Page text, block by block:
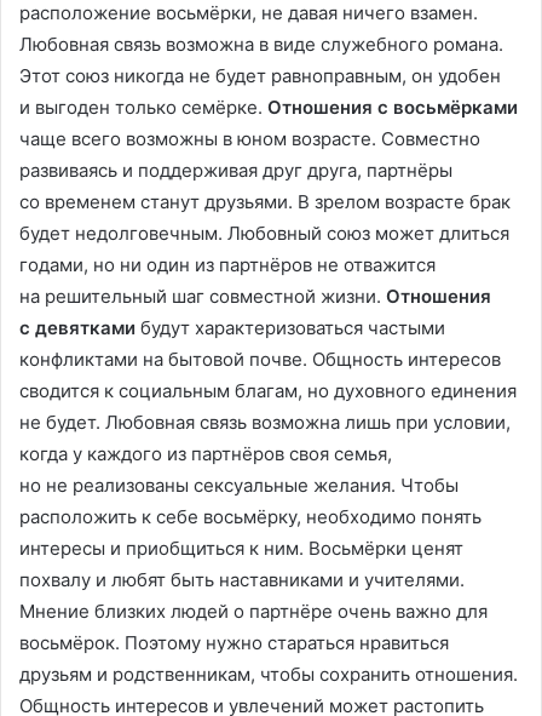
расположение восьмёрки, не давая ничего взамен.
Любовная связь возможна в виде служебного романа.
Этот союз никогда не будет равноправным, он удобен
и выгоден только семёрке. Отношения с восьмёрками
чаще всего возможны в юном возрасте. Совместно
развиваясь и поддерживая друг друга, партнёры
со временем станут друзьями. В зрелом возрасте брак
будет недолговечным. Любовный союз может длиться
годами, но ни один из партнёров не отважится
на решительный шаг совместной жизни. Отношения
с девятками будут характеризоваться частыми
конфликтами на бытовой почве. Общность интересов
сводится к социальным благам, но духовного единения
не будет. Любовная связь возможна лишь при условии,
когда у каждого из партнёров своя семья,
но не реализованы сексуальные желания. Чтобы
расположить к себе восьмёрку, необходимо понять
интересы и приобщиться к ним. Восьмёрки ценят
похвалу и любят быть наставниками и учителями.
Мнение близких людей о партнёре очень важно для
восьмёрок. Поэтому нужно стараться нравиться
друзьям и родственникам, чтобы сохранить отношения.
Общность интересов и увлечений может растопить